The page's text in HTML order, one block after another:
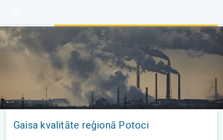
Gaisa kvalitāte reģionā Potoci